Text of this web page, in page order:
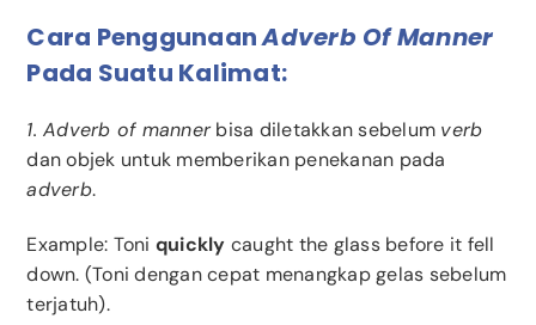
Cara PenggunaanAdverb Of Manner
Pada Suatu Kalimat:
1. Adverb of mannerbisa diletakkan sebelum verb
dan objek untuk memberikan penekanan pada
adverb.
Example: Toni quickly caught the glass before it fell
down. (Toni dengan cepat menangkap gelas sebelum
terjatuh).